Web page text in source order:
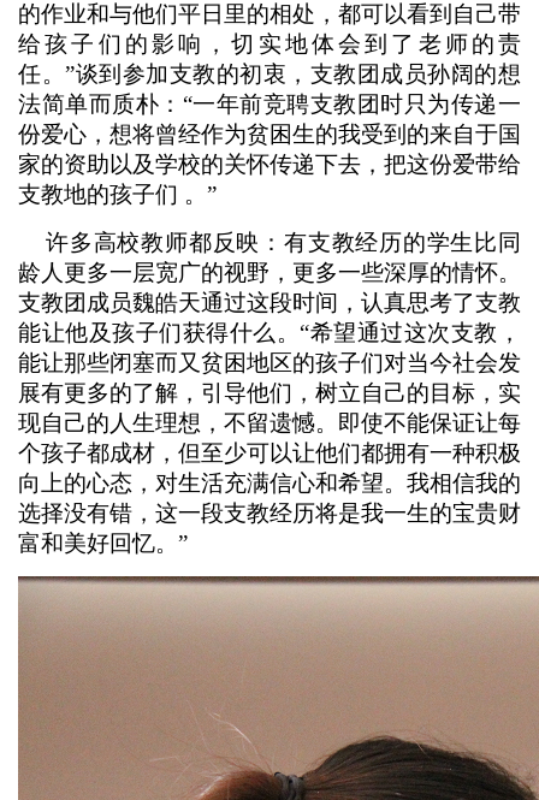
的作业和与他们平日里的相处，都可以看到自己带
给孩子们的影响，切实地体会到了老师的责
任。”谈到参加支教的初衷，支教团成员孙阔的想
法简单而质朴：“一年前竞聘支教团时只为传递一
份爱心，想将曾经作为贫困生的我受到的来自于国
家的资助以及学校的关怀传递下去，把这份爱带给
支教地的孩子们 。”
许多高校教师都反映：有支教经历的学生比同
龄人更多一层宽广的视野，更多一些深厚的情怀。
支教团成员魏皓天通过这段时间，认真思考了支教
能让他及孩子们获得什么。“希望通过这次支教，
能让那些闭塞而又贫困地区的孩子们对当今社会发
展有更多的了解，引导他们，树立自己的目标，实
现自己的人生理想，不留遗憾。即使不能保证让每
个孩子都成材，但至少可以让他们都拥有一种积极
向上的心态，对生活充满信心和希望。我相信我的
选择没有错，这一段支教经历将是我一生的宝贵财
富和美好回忆。”